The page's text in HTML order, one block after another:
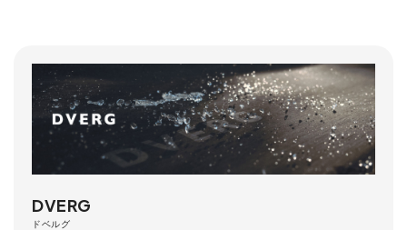
DVERG
ドベルグ